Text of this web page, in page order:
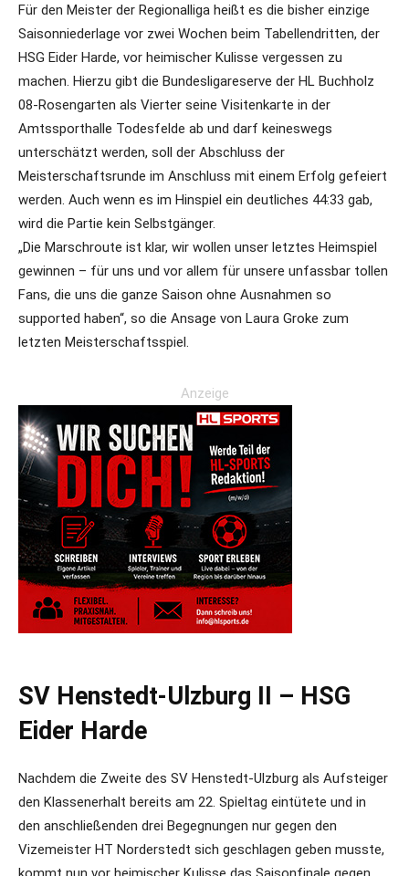
Für den Meister der Regionalliga heißt es die bisher einzige
Saisonniederlage vor zwei Wochen beim Tabellendritten, der
HSG Eider Harde, vor heimischer Kulisse vergessen zu
machen. Hierzu gibt die Bundesligareserve der HL Buchholz
08-Rosengarten als Vierter seine Visitenkarte in der
Amtssporthalle Todesfelde ab und darf keineswegs
unterschätzt werden, soll der Abschluss der
Meisterschaftsrunde im Anschluss mit einem Erfolg gefeiert
werden. Auch wenn es im Hinspiel ein deutliches 44:33 gab,
wird die Partie kein Selbstgänger.
„Die Marschroute ist klar, wir wollen unser letztes Heimspiel
gewinnen – für uns und vor allem für unsere unfassbar tollen
Fans, die uns die ganze Saison ohne Ausnahmen so
supported haben“, so die Ansage von Laura Groke zum
letzten Meisterschaftsspiel.
Anzeige
SV Henstedt-Ulzburg II – HSG
Eider Harde
Nachdem die Zweite des SV Henstedt-Ulzburg als Aufsteiger
den Klassenerhalt bereits am 22. Spieltag eintütete und in
den anschließenden drei Begegnungen nur gegen den
Vizemeister HT Norderstedt sich geschlagen geben musste,